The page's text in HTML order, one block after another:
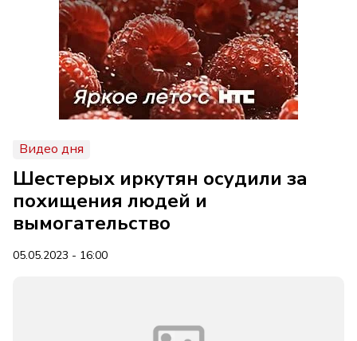
Видео дня
Шестерых иркутян осудили за
похищения людей и
вымогательство
05.05.2023 - 16:00